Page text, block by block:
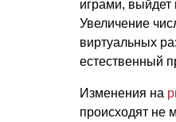
играми,
Увеличение
виртуальных
естественный
Изменения на
происходят не